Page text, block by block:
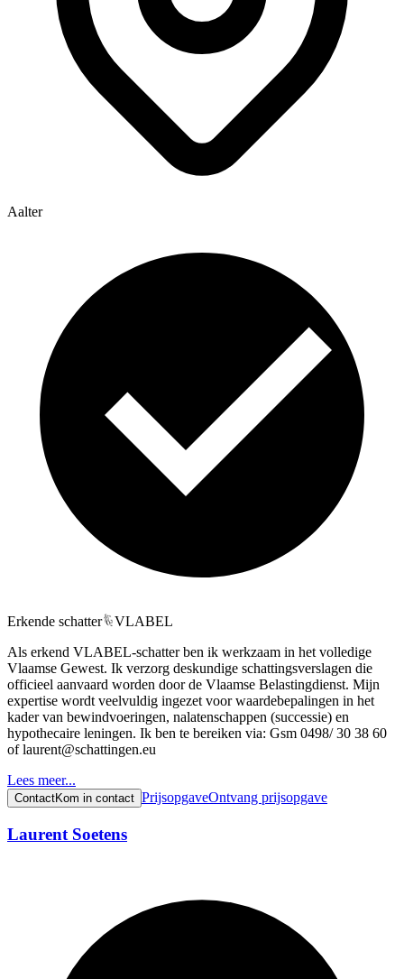
Aalter
Erkende schatter
VLABEL
Als erkend VLABEL-schatter ben ik werkzaam in het volledige
Vlaamse Gewest. Ik verzorg deskundige schattingsverslagen die
officieel aanvaard worden door de Vlaamse Belastingdienst. Mijn
expertise wordt veelvuldig ingezet voor waardebepalingen in het
kader van bewindvoeringen, nalatenschappen (successie) en
hypothecaire leningen. Ik ben te bereiken via: Gsm 0498/ 30 38 60
of laurent@schattingen.eu
Lees meer...
ContactKom in contact PrijsopgaveOntvang prijsopgave
Laurent Soetens